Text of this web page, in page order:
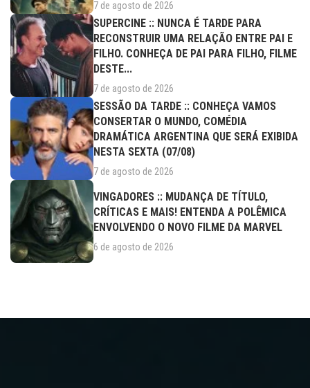
7 de agosto de 2026
SUPERCINE :: NUNCA É TARDE PARA
RECONSTRUIR UMA RELAÇÃO ENTRE PAI E
FILHO. CONHEÇA DE PAI PARA FILHO, FILME
DESTE...
7 de agosto de 2026
SESSÃO DA TARDE :: CONHEÇA VAMOS
CONSERTAR O MUNDO, COMÉDIA
DRAMÁTICA ARGENTINA QUE SERÁ EXIBIDA
NESTA SEXTA (07/08)
7 de agosto de 2026
VINGADORES :: MUDANÇA DE TÍTULO,
CRÍTICAS E MAIS! ENTENDA A POLÊMICA
ENVOLVENDO O NOVO FILME DA MARVEL
6 de agosto de 2026